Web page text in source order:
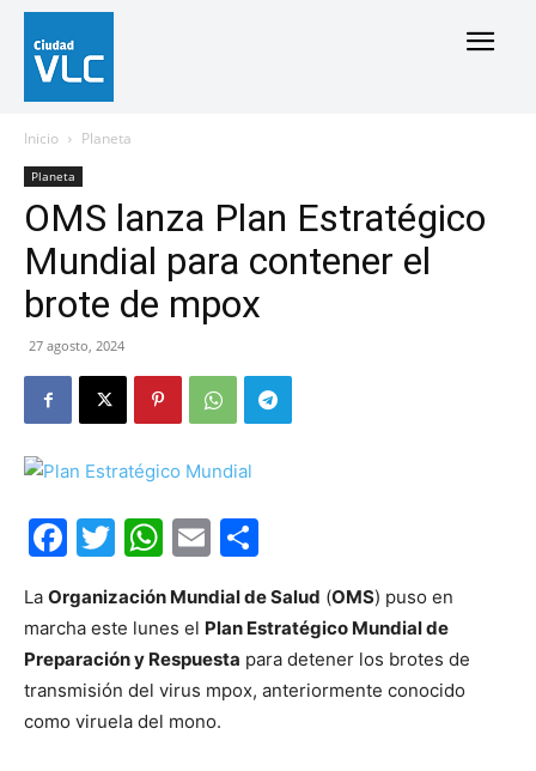
Inicio Planeta
Planeta
OMS lanza Plan Estratégico
Mundial para contener el
brote de mpox
27 agosto, 2024
Facebook
Twitter
WhatsApp
Email
La Organización Mundial de Salud (OMS) puso en
marcha este lunes el Plan Estratégico Mundial de
Preparación y Respuesta para detener los brotes de
transmisión del virus mpox, anteriormente conocido
como viruela del mono.